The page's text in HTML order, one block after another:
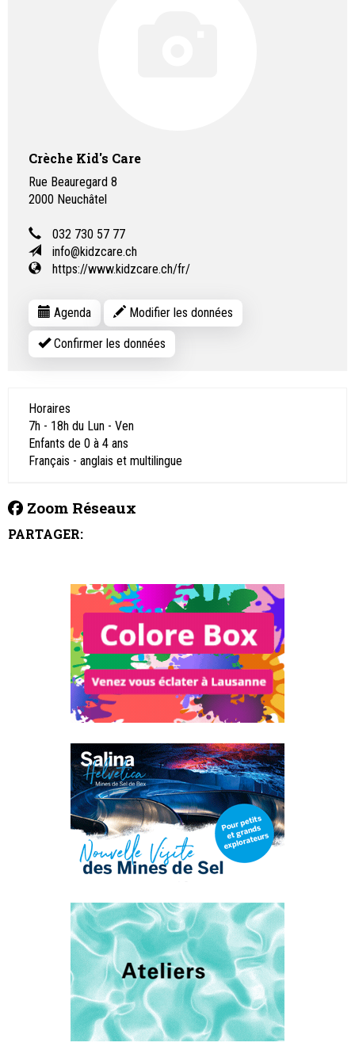
Crèche Kid's Care
Rue Beauregard 8
2000 Neuchâtel
032 730 57 77
info@kidzcare.ch
https://www.kidzcare.ch/fr/
Agenda Modifier les données
Confirmer les données
Horaires
7h - 18h du Lun - Ven
Enfants de 0 à 4 ans
Français - anglais et multilingue
Zoom Réseaux
PARTAGER: